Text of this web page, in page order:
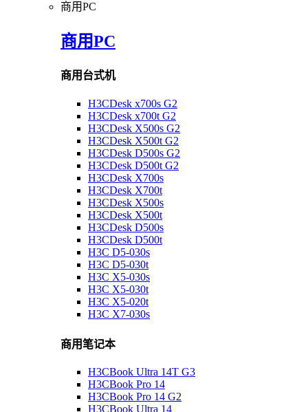
商用PC
商用PC
商用台式机
H3CDesk x700s G2
H3CDesk x700t G2
H3CDesk X500s G2
H3CDesk X500t G2
H3CDesk D500s G2
H3CDesk D500t G2
H3CDesk X700s
H3CDesk X700t
H3CDesk X500s
H3CDesk X500t
H3CDesk D500s
H3CDesk D500t
H3C D5-030s
H3C D5-030t
H3C X5-030s
H3C X5-030t
H3C X5-020t
H3C X7-030s
商用笔记本
H3CBook Ultra 14T G3
H3CBook Pro 14
H3CBook Pro 14 G2
H3CBook Ultra 14